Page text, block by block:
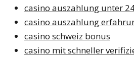
casino auszahlung unter
casino auszahlung
casino schweiz bonus
casino mit schneller